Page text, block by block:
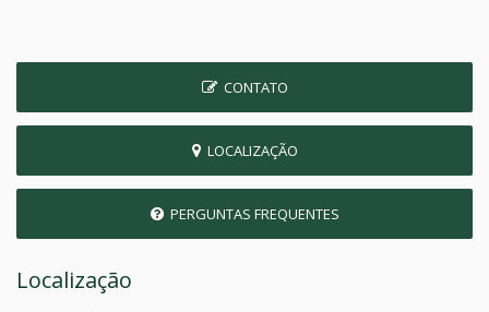
CONTATO
LOCALIZAÇÃO
PERGUNTAS FREQUENTES
Localização